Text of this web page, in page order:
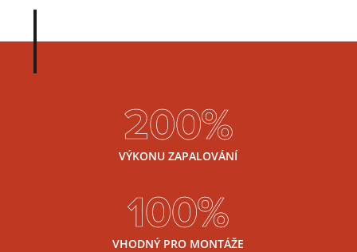
200%
VÝKONU ZAPALOVÁNÍ
100%
VHODNÝ PRO MONTÁŽE